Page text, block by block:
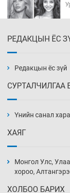
РЕДАКЦЫН ЁС
Редакцын ёс зүй
СУРТАЛЧИЛГАА
Үнийн санал
ХАЯГ
Монгол Улс,
хороо,
ХОЛБОО БАРИХ